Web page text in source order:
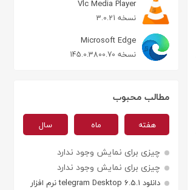
Vlc Media Player
نسخه 3.0.21
Microsoft Edge
نسخه 145.0.3800.70
مطالب محبوب
هفته ماه سال
چیزی برای نمایش وجود ندارد
چیزی برای نمایش وجود ندارد
دانلود telegram Desktop 6.5.1 نرم افزار